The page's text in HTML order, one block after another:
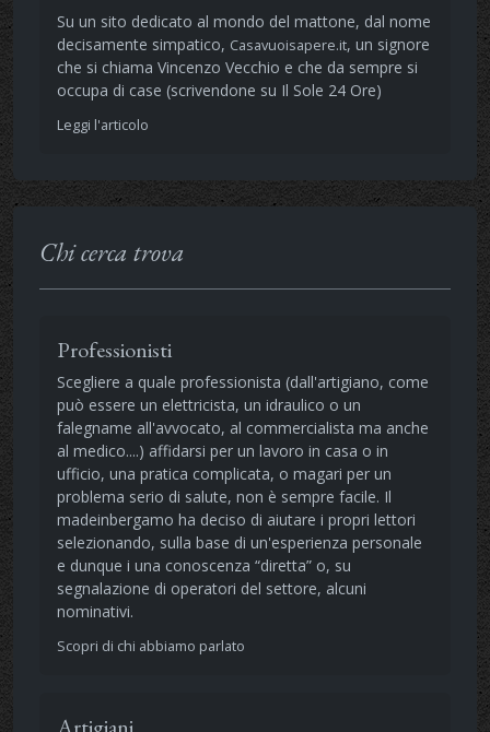
Su un sito dedicato al mondo del mattone, dal nome
decisamente simpatico, Casavuoisapere.it, un signore
che si chiama Vincenzo Vecchio e che da sempre si
occupa di case (scrivendone su Il Sole 24 Ore)
Leggi l'articolo
Chi cerca trova
Professionisti
Scegliere a quale professionista (dall'artigiano, come
può essere un elettricista, un idraulico o un
falegname all'avvocato, al commercialista ma anche
al medico....) affidarsi per un lavoro in casa o in
ufficio, una pratica complicata, o magari per un
problema serio di salute, non è sempre facile. Il
madeinbergamo ha deciso di aiutare i propri lettori
selezionando, sulla base di un'esperienza personale
e dunque i una conoscenza “diretta” o, su
segnalazione di operatori del settore, alcuni
nominativi.
Scopri di chi abbiamo parlato
Artigiani